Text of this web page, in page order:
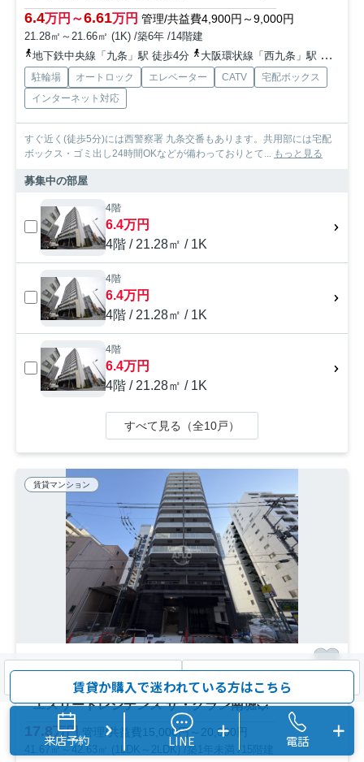
6.4万円～6.61万円 管理/共益費4,900円～9,000円
21.28㎡～21.66㎡ (1K) /築6年 /14階建
地下鉄中央線「九条」駅 徒歩4分
大阪環状線「西九条」駅 徒歩10分
駐輪場 オートロック エレベーター CATV
宅配ボックス
インターネット対応
すぐ近く(徒歩5分)には西警察署 九条交番もあります。共用部には宅配
ボックス・ゴミ出し24時間OKなどが備わっておりとて... もっと見る
募集中の部屋
4階
6.4万円
4階 / 21.28㎡ / 1K
4階
6.4万円
4階 / 21.28㎡ / 1K
4階
6.4万円
4階 / 21.28㎡ / 1K
すべて見る（全10戸）
賃貸マンション
大阪市西区南堀江
エスリードレジデンス ザ・グラン南堀江 日吉小学校区
17.8万円 管理/共益費15,000円～20,000円
41.67㎡～42.63㎡ (1LDK～2LDK) /築1年未満 /15階建
検索条件を変更 まとめてお問い合わせ
賃貸か購入で迷われている方はこちら
来店予約 LINE 電話